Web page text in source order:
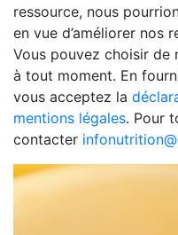
ressource, nous
en vue d’améliorer nos
Vous pouvez choisir de
à tout moment. En
vous acceptez la
mentions légales. Pour
contacter